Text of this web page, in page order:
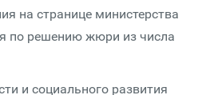
на странице министерства
по решению жюри из числа
и социального развития